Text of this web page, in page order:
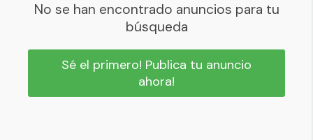
No se han encontrado anuncios para tu
búsqueda
Sé el primero! Publica tu anuncio
ahora!